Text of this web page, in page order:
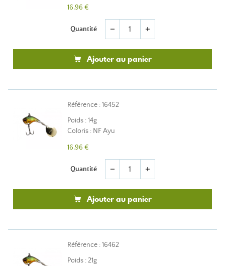
16,96 €
Quantité remove add
Ajouter au panier
Référence : 16452
Poids : 14g
Coloris : NF Ayu
16,96 €
Quantité remove add
Ajouter au panier
Référence : 16462
Poids : 21g